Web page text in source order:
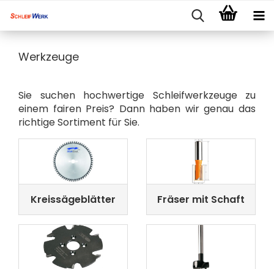
Werkzeuge
Sie suchen hochwertige Schleifwerkzeuge zu
einem fairen Preis? Dann haben wir genau das
richtige Sortiment für Sie.
Kreissägeblätter Fräser mit Schaft